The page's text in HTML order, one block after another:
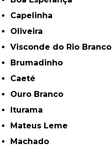
Capelinha
Oliveira
Visconde do Rio Branco
Brumadinho
Caeté
Ouro Branco
Iturama
Mateus Leme
Machado